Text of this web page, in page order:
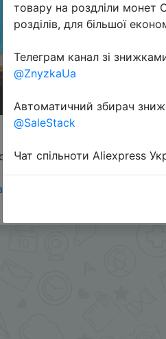
+ знижка монетками
товару на роздліли монет
розділів, для більшої
Телеграм канал зі
@ZnyzkaUa
Автоматичний збирач
@SaleStack
Чат спільноти Aliexpress